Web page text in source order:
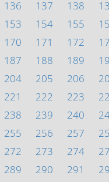
136 137 138
153 154 155
170 171 172
187 188 189
204 205 206
221 222 223
238 239 240
255 256 257
272 273 274
289 290 291